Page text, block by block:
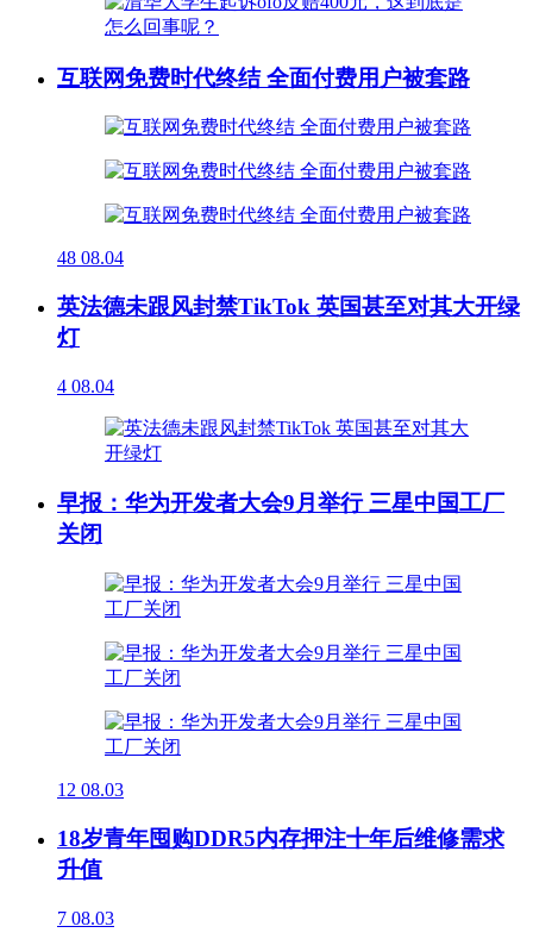
互联网免费时代终结 全面付费用户被套路
48 08.04
英法德未跟风封禁TikTok 英国甚至对其大开绿
灯
4 08.04
早报：华为开发者大会9月举行 三星中国工厂
关闭
12 08.03
18岁青年囤购DDR5内存押注十年后维修需求
升值
7 08.03